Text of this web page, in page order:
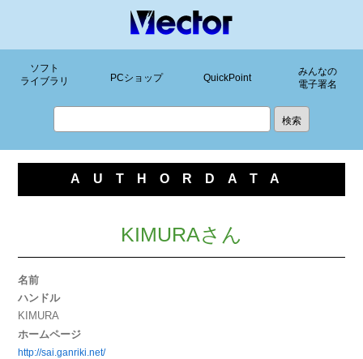
ソフト
ライブラリ
PCショップ QuickPoint
みんなの
電子署名
AUTHORDATA
KIMURAさん
名前
ハンドル
KIMURA
ホームページ
http://sai.ganriki.net/